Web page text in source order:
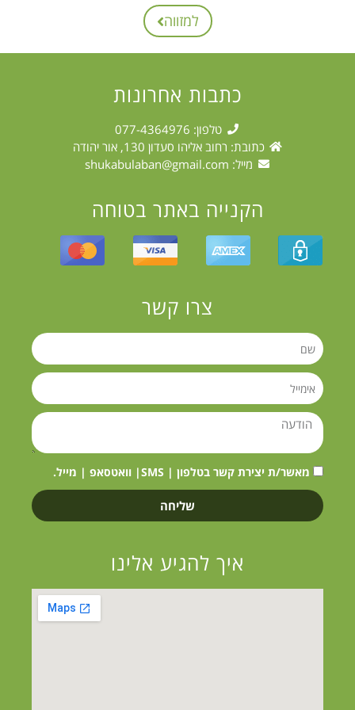
למזווה
כתבות אחרונות
טלפון: 077-4364976
כתובת: רחוב אליהו סעדון 130, אור יהודה
מייל: shukabulaban@gmail.com
הקנייה באתר בטוחה
צרו קשר
מאשר/ת יצירת קשר בטלפון | SMS| וואטסאפ | מייל.
שליחה
איך להגיע אלינו